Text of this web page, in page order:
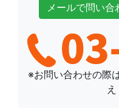
メールで問い合
※お問い合わせの際